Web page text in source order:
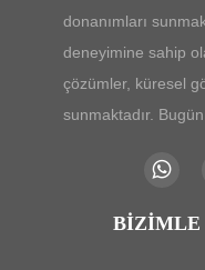
donanımları
deneyimine sahip
çözümler, küresel
sunmaktadır.
BIZIMLE